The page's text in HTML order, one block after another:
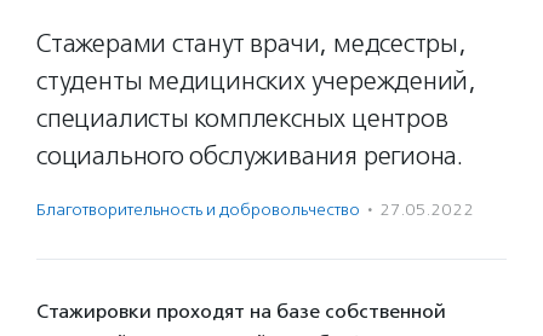
Стажерами станут врачи, медсестры,
студенты медицинских учереждений,
специалисты комплексных центров
социального обслуживания региона.
Благотвори­тель­ность и доброволь­чест­во · 27.05.2022
Стажировки проходят на базе собственной